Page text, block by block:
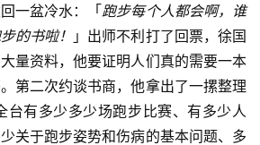
一盆冷水：「跑步每个人都会啊，谁
的书啦！ 」出师不利打了回票，徐国
量资料，他要证明人们真的需要一本
第二次约谈书商，他拿出了一摞整理
台有多少多少场跑步比赛、有多少人
关于跑步姿势和伤病的基本问题、多